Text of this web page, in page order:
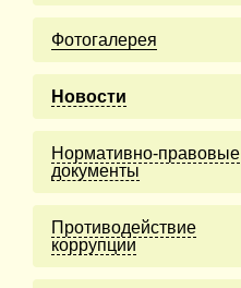
Фотогалерея
Новости
Нормативно-правовые
документы
Противодействие
коррупции